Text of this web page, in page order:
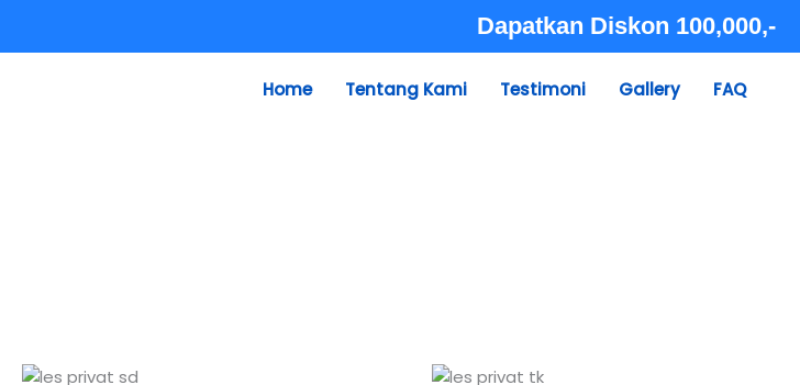
Dapatkan Diskon 100,000,-
Home Tentang Kami Testimoni Gallery FAQ